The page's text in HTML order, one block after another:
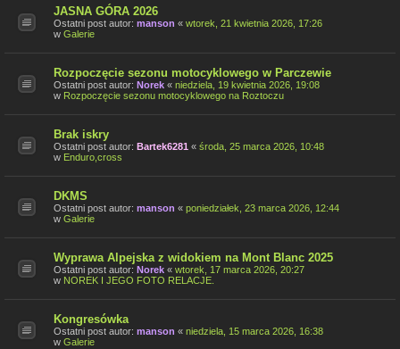
JASNA GÓRA 2026
Ostatni post autor: manson « wtorek, 21 kwietnia 2026, 17:26
w Galerie
Rozpoczęcie sezonu motocyklowego w Parczewie
Ostatni post autor: Norek « niedziela, 19 kwietnia 2026, 19:08
w Rozpoczęcie sezonu motocyklowego na Roztoczu
Brak iskry
Ostatni post autor: Bartek6281 « środa, 25 marca 2026, 10:48
w Enduro,cross
DKMS
Ostatni post autor: manson « poniedziałek, 23 marca 2026, 12:44
w Galerie
Wyprawa Alpejska z widokiem na Mont Blanc 2025
Ostatni post autor: Norek « wtorek, 17 marca 2026, 20:27
w NOREK I JEGO FOTO RELACJE.
Kongresówka
Ostatni post autor: manson « niedziela, 15 marca 2026, 16:38
w Galerie